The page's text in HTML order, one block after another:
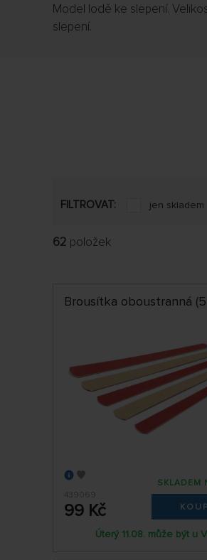
Model lodě ke slepení.
slepení.
FILTROVAT: jen skladem
62 položek
Brousítka oboustranná
439069
99 Kč
SKLADEM
Úterý 11.08. může být u